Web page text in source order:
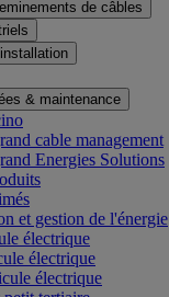
de câbles
& maintenance
cable management
Energies Solutions
et gestion de l'énergie
électrique
électrique
électrique